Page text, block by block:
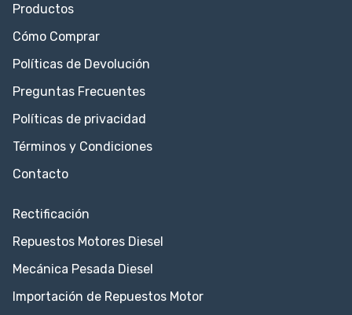
Productos
Cómo Comprar
Políticas de Devolución
Preguntas Frecuentes
Políticas de privacidad
Términos y Condiciones
Contacto
Rectificación
Repuestos Motores Diesel
Mecánica Pesada Diesel
Importación de Repuestos Motor